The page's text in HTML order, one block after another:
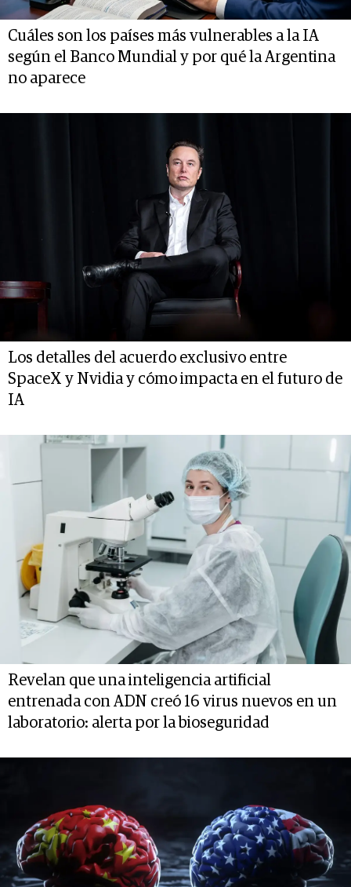
Cuáles son los países más vulnerables a la IA
según el Banco Mundial y por qué la Argentina
no aparece
Los detalles del acuerdo exclusivo entre
SpaceX y Nvidia y cómo impacta en el futuro de
IA
Revelan que una inteligencia artificial
entrenada con ADN creó 16 virus nuevos en un
laboratorio: alerta por la bioseguridad